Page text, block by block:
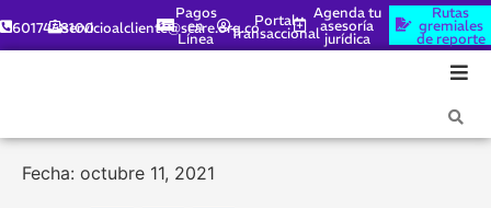
6017448100servicioalcliente@scare.org.co
Pagos
en
Línea
Portal
Transaccional
Agenda tu
asesoría
jurídica
Rutas
gremiales
de reporte
Fecha: octubre 11, 2021